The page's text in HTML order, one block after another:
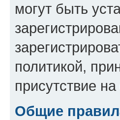
могут быть
политикой,
присутствие
Общие